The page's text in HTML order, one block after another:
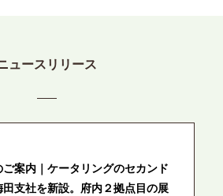
ュースリリース
案内｜ケータリングのセカンド
支社を新設。府内２拠点目の展